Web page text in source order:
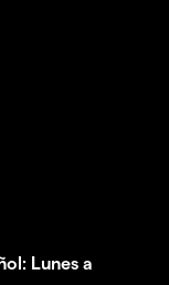
Lunes a